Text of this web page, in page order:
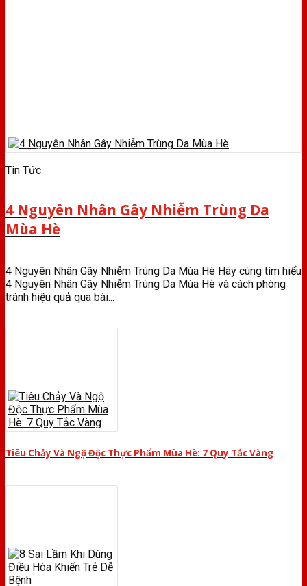
Tin Tức
4 Nguyên Nhân Gây Nhiễm Trùng Da
Mùa Hè
4 Nguyên Nhân Gây Nhiễm Trùng Da Mùa Hè Hãy cùng tìm hiểu
4 Nguyên Nhân Gây Nhiễm Trùng Da Mùa Hè và cách phòng
tránh hiệu quả qua bài...
Tiêu Chảy Và Ngộ Độc Thực Phẩm Mùa Hè: 7 Quy Tắc Vàng